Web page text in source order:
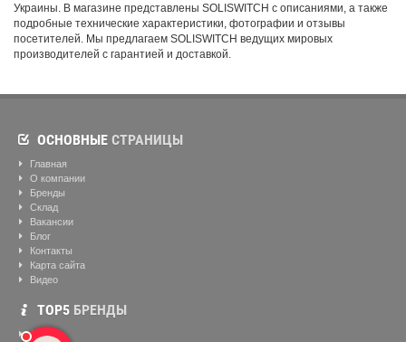
Украины. В магазине представлены SOLISWITCH с описаниями, а также
подробные технические характеристики, фотографии и отзывы
посетителей. Мы предлагаем SOLISWITCH ведущих мировых
производителей с гарантией и доставкой.
ОСНОВНЫЕ СТРАНИЦЫ
Главная
О компании
Бренды
Склад
Вакансии
Блог
Контакты
Карта сайта
Видео
ТОР5 БРЕНДЫ
ABB